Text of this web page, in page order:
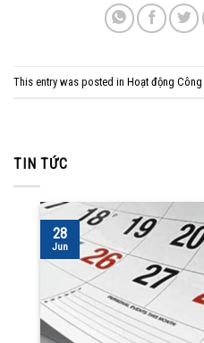
This entry was posted in Hoạt động
TIN TỨC
28
Jun